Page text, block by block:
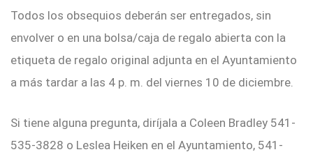
Todos los obsequios deberán ser entregados, sin
envolver o en una bolsa/caja de regalo abierta con la
etiqueta de regalo original adjunta en el Ayuntamiento
a más tardar a las 4 p. m. del viernes 10 de diciembre.
Si tiene alguna pregunta, diríjala a Coleen Bradley 541-
535-3828 o Leslea Heiken en el Ayuntamiento, 541-